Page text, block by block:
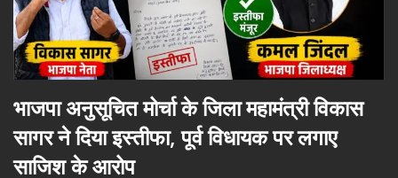
भाजपा अनुसूचित मोर्चा के जिला महामंत्री विकास
सागर ने दिया इस्तीफा, पूर्व विधायक पर लगाए
साजिश के आरोप